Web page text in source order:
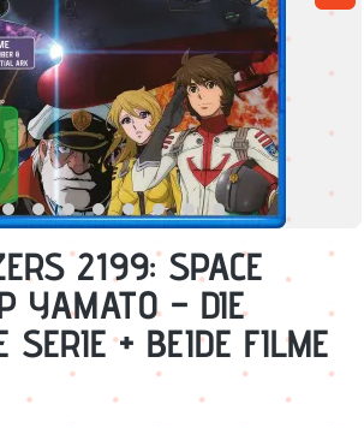
2199: SPACE
YAMATO – DIE
SERIE + BEIDE FILME